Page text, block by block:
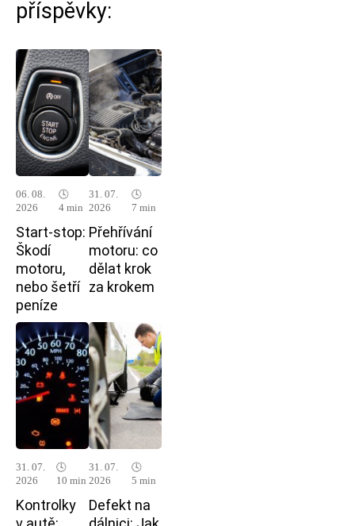
příspěvky:
06. 08.
2026
🕓
4 min
Start-stop:
Škodí
motoru,
nebo šetří
peníze
31. 07.
2026
🕓
7 min
Přehřívání
motoru: co
dělat krok
za krokem
31. 07.
2026
🕓
10 min
Kontrolky
31. 07.
2026
🕓
5 min
Defekt na